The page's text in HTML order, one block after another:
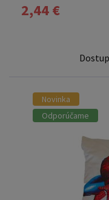
2,44 €
Novinka
Odporúčame